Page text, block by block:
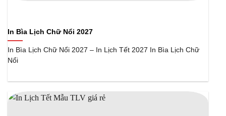
In Bìa Lịch Chữ Nổi 2027
In Bìa Lịch Chữ Nổi 2027 – In Lịch Tết 2027 In Bìa Lịch Chữ
Nổi